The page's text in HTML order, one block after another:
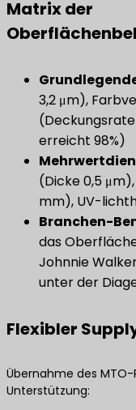
Matrix der
3,2 μm),
erreicht 98%)
(Dicke 0,5
mm), UV-
Branchen-
das
Johnnie
unter der
Flexibler
Übernahme des
Unterstützung: